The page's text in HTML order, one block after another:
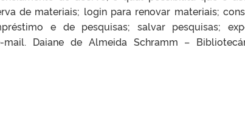
de materiais; login para renovar materiais;
e de pesquisas; salvar pesquisas;
Daiane de Almeida Schramm –